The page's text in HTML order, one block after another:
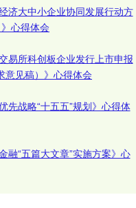
济大中小企业协同发展行动方
心得体会
易所科创板企业发行上市申报
意见稿）》心得体会
先战略“十五五”规划》心得体
融“五篇大文章”实施方案》心